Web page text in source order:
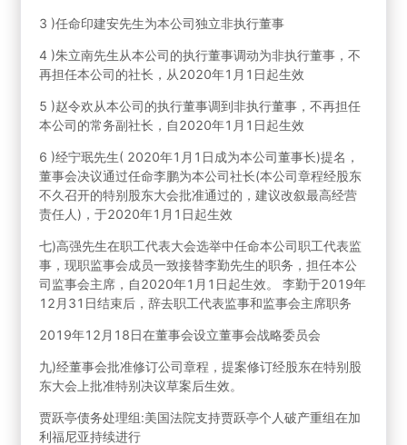
3 )任命印建安先生为本公司独立非执行董事
4 )朱立南先生从本公司的执行董事调动为非执行董事，不
再担任本公司的社长，从2020年1月1日起生效
5 )赵令欢从本公司的执行董事调到非执行董事，不再担任
本公司的常务副社长，自2020年1月1日起生效
6 )经宁珉先生( 2020年1月1日成为本公司董事长)提名，
董事会决议通过任命李鹏为本公司社长(本公司章程经股东
不久召开的特别股东大会批准通过的，建议改叙最高经营
责任人)，于2020年1月1日起生效
七)高强先生在职工代表大会选举中任命本公司职工代表监
事，现职监事会成员一致接替李勤先生的职务，担任本公
司监事会主席，自2020年1月1日起生效。 李勤于2019年
12月31日结束后，辞去职工代表监事和监事会主席职务
2019年12月18日在董事会设立董事会战略委员会
九)经董事会批准修订公司章程，提案修订经股东在特别股
东大会上批准特别决议草案后生效。
贾跃亭债务处理组:美国法院支持贾跃亭个人破产重组在加
利福尼亚持续进行